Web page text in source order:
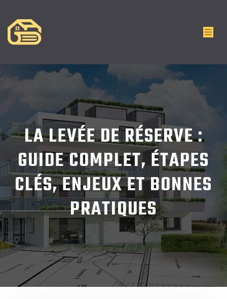
LA LEVÉE DE RÉSERVE :
GUIDE COMPLET, ÉTAPES
CLÉS, ENJEUX ET BONNES
PRATIQUES